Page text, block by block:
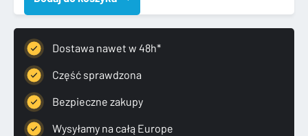
8R
3.0
TDI
RURA
WĄŻ
INTERCOOLERA
Dostawa nawet w 48h*
Część sprawdzona
Bezpieczne zakupy
Wysyłamy na całą Europe